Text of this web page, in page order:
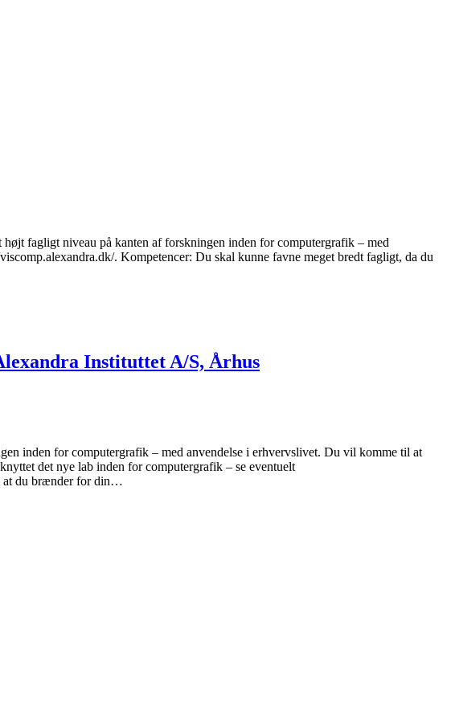
fagligt niveau på kanten af forskningen inden for computergrafik – med
. Kompetencer: Du skal kunne favne meget bredt fagligt, da du
Instituttet A/S, Århus
inden for computergrafik – med anvendelse i erhvervslivet. Du vil komme til at
det nye lab inden for computergrafik – se eventuelt
at du brænder for din…